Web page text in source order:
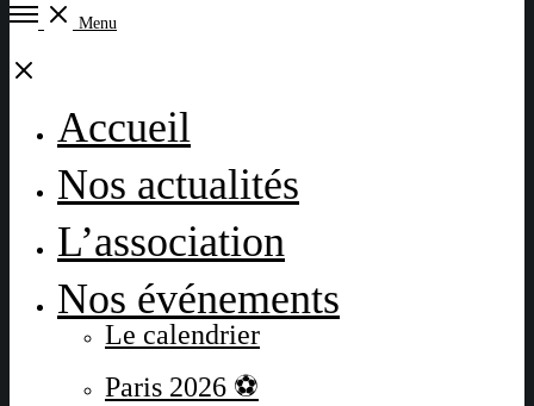
Open
Menu
Close
Accueil
Nos actualités
L’association
Nos événements
Le calendrier
Paris 2026 ⚽